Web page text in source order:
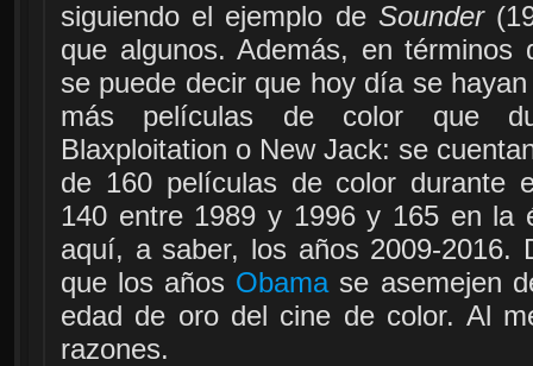
siguiendo el ejemplo de Sounder
que algunos. Además, en términos
se puede decir que hoy día se
más películas de color que
Blaxploitation o New Jack: se
de 160 películas de color durante
140 entre 1989 y 1996 y 165 en la
aquí, a saber, los años 2009-2016.
que los años Obama se asemejen
edad de oro del cine de color. Al
razones.